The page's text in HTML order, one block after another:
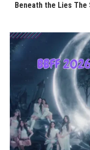
Beneath the Lies The